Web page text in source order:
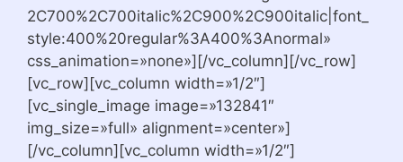
2C700%2C700italic%2C900%2C900italic|font_
style:400%20regular%3A400%3Anormal»
css_animation=»none»][/vc_column][/vc_row]
[vc_row][vc_column width=»1/2″]
[vc_single_image image=»132841″
img_size=»full» alignment=»center»]
[/vc_column][vc_column width=»1/2″]